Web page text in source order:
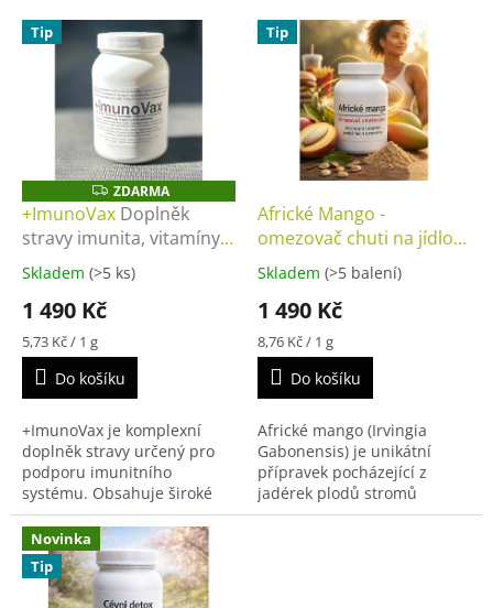
ů
V
o
d
Tip
Z
D
A
R
A
ZDARMA
+ImunoVax Doplněk
stravy imunita, vitamíny a
minerály, podpora
imunitního systému,
antioxidanty, prevence
nachlazení, imunita,
energie a vitalita
Skladem (>5 ks)
1 490 Kč
Měrná
cena:
5,73 Kč / 1 g
Do košíku
+ImunoVax je komplexní
doplněk stravy určený pro
podporu imunitního
systému. Obsahuje široké
spektrum vitamínů,
minerálních látek a
stopových prvků, které
přispívají k normální...
Tip
Africké Mango -
omezovač chuti na jídlo
Doplněk stravy na
hubnutí, Irvingia
Gabonensis, appetite
control, přírodní hubnutí
Skladem (>5 balení)
1 490 Kč
Měrná
cena:
8,76 Kč / 1 g
Do košíku
Africké mango (Irvingia
Gabonensis) je unikátní
přípravek pocházející z
jadérek plodů stromů
rostoucích v tropických
Novinka
Tip